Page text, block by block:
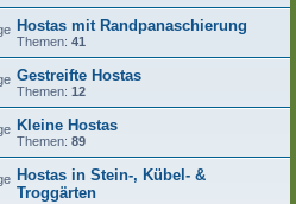
Hostas mit Randpanaschierung
Themen: 41
Gestreifte Hostas
Themen: 12
Kleine Hostas
Themen: 89
Hostas in Stein-, Kübel- &
Troggärten